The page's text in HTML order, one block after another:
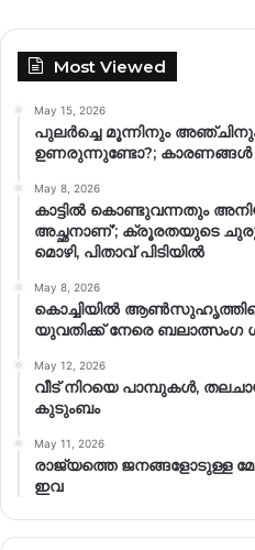
Most Viewed
May 15, 2026
പുലർച്ചെ മൂന്നിനും
ഉണരുന്നുണ്ടോ?; കാരണങ്ങള്‍
May 8, 2026
കാട്ടിൽ കൊണ്ടുവന്നതും
അച്ഛനാണ്’; ക്രൂരതയുടെ
മൊഴി, പിതാവ് പിടിയിൽ
May 8, 2026
കൊച്ചിയിൽ
യുവതിക്ക് നേരെ ബലാത്സംഗ​
May 12, 2026
വീട് നിറയെ പാമ്പുകൾ,
കുടുംബം
May 11, 2026
രാജ്യത്തെ ജനങ്ങളോടുള്ള
ഇവ